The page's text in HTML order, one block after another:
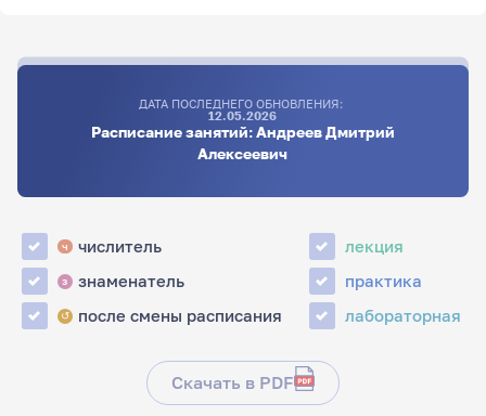
ДАТА ПОСЛЕДНЕГО ОБНОВЛЕНИЯ:
12.05.2026
Расписание занятий: Андреев Дмитрий
Алексеевич
ч числитель
з знаменатель
↺ после смены расписания
лекция
практика
лабораторная
Скачать в PDF